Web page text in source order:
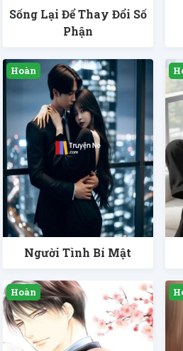
Sống Lại Để Thay Đổi Số
Phận
Người Tình Bí Mật